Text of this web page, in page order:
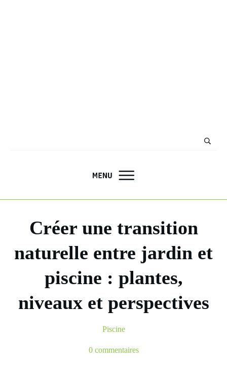
Créer une transition
naturelle entre jardin et
piscine : plantes,
niveaux et perspectives
Piscine
0commentaires